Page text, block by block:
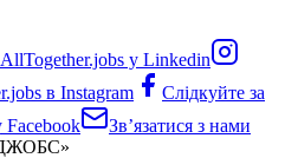
у Linkedin
в Instagram
Слідкуйте за
Звʼязатися з нами